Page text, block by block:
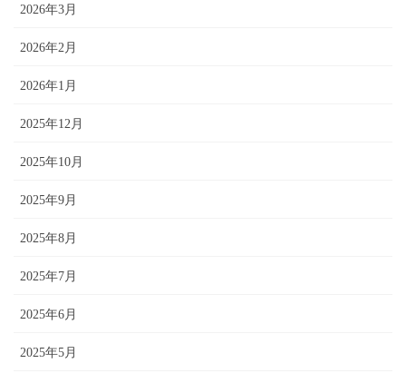
2026年3月
2026年2月
2026年1月
2025年12月
2025年10月
2025年9月
2025年8月
2025年7月
2025年6月
2025年5月